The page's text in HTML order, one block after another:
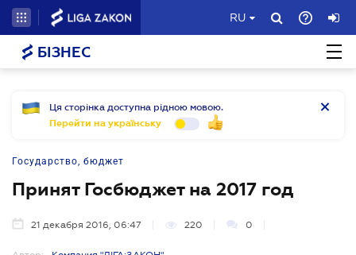
RU
БІЗНЕС
Ця сторінка доступна рідною мовою.
Перейти на українську
Государство, бюджет
Принят Госбюджет на 2017 год
21 декабря 2016, 06:47 220 0